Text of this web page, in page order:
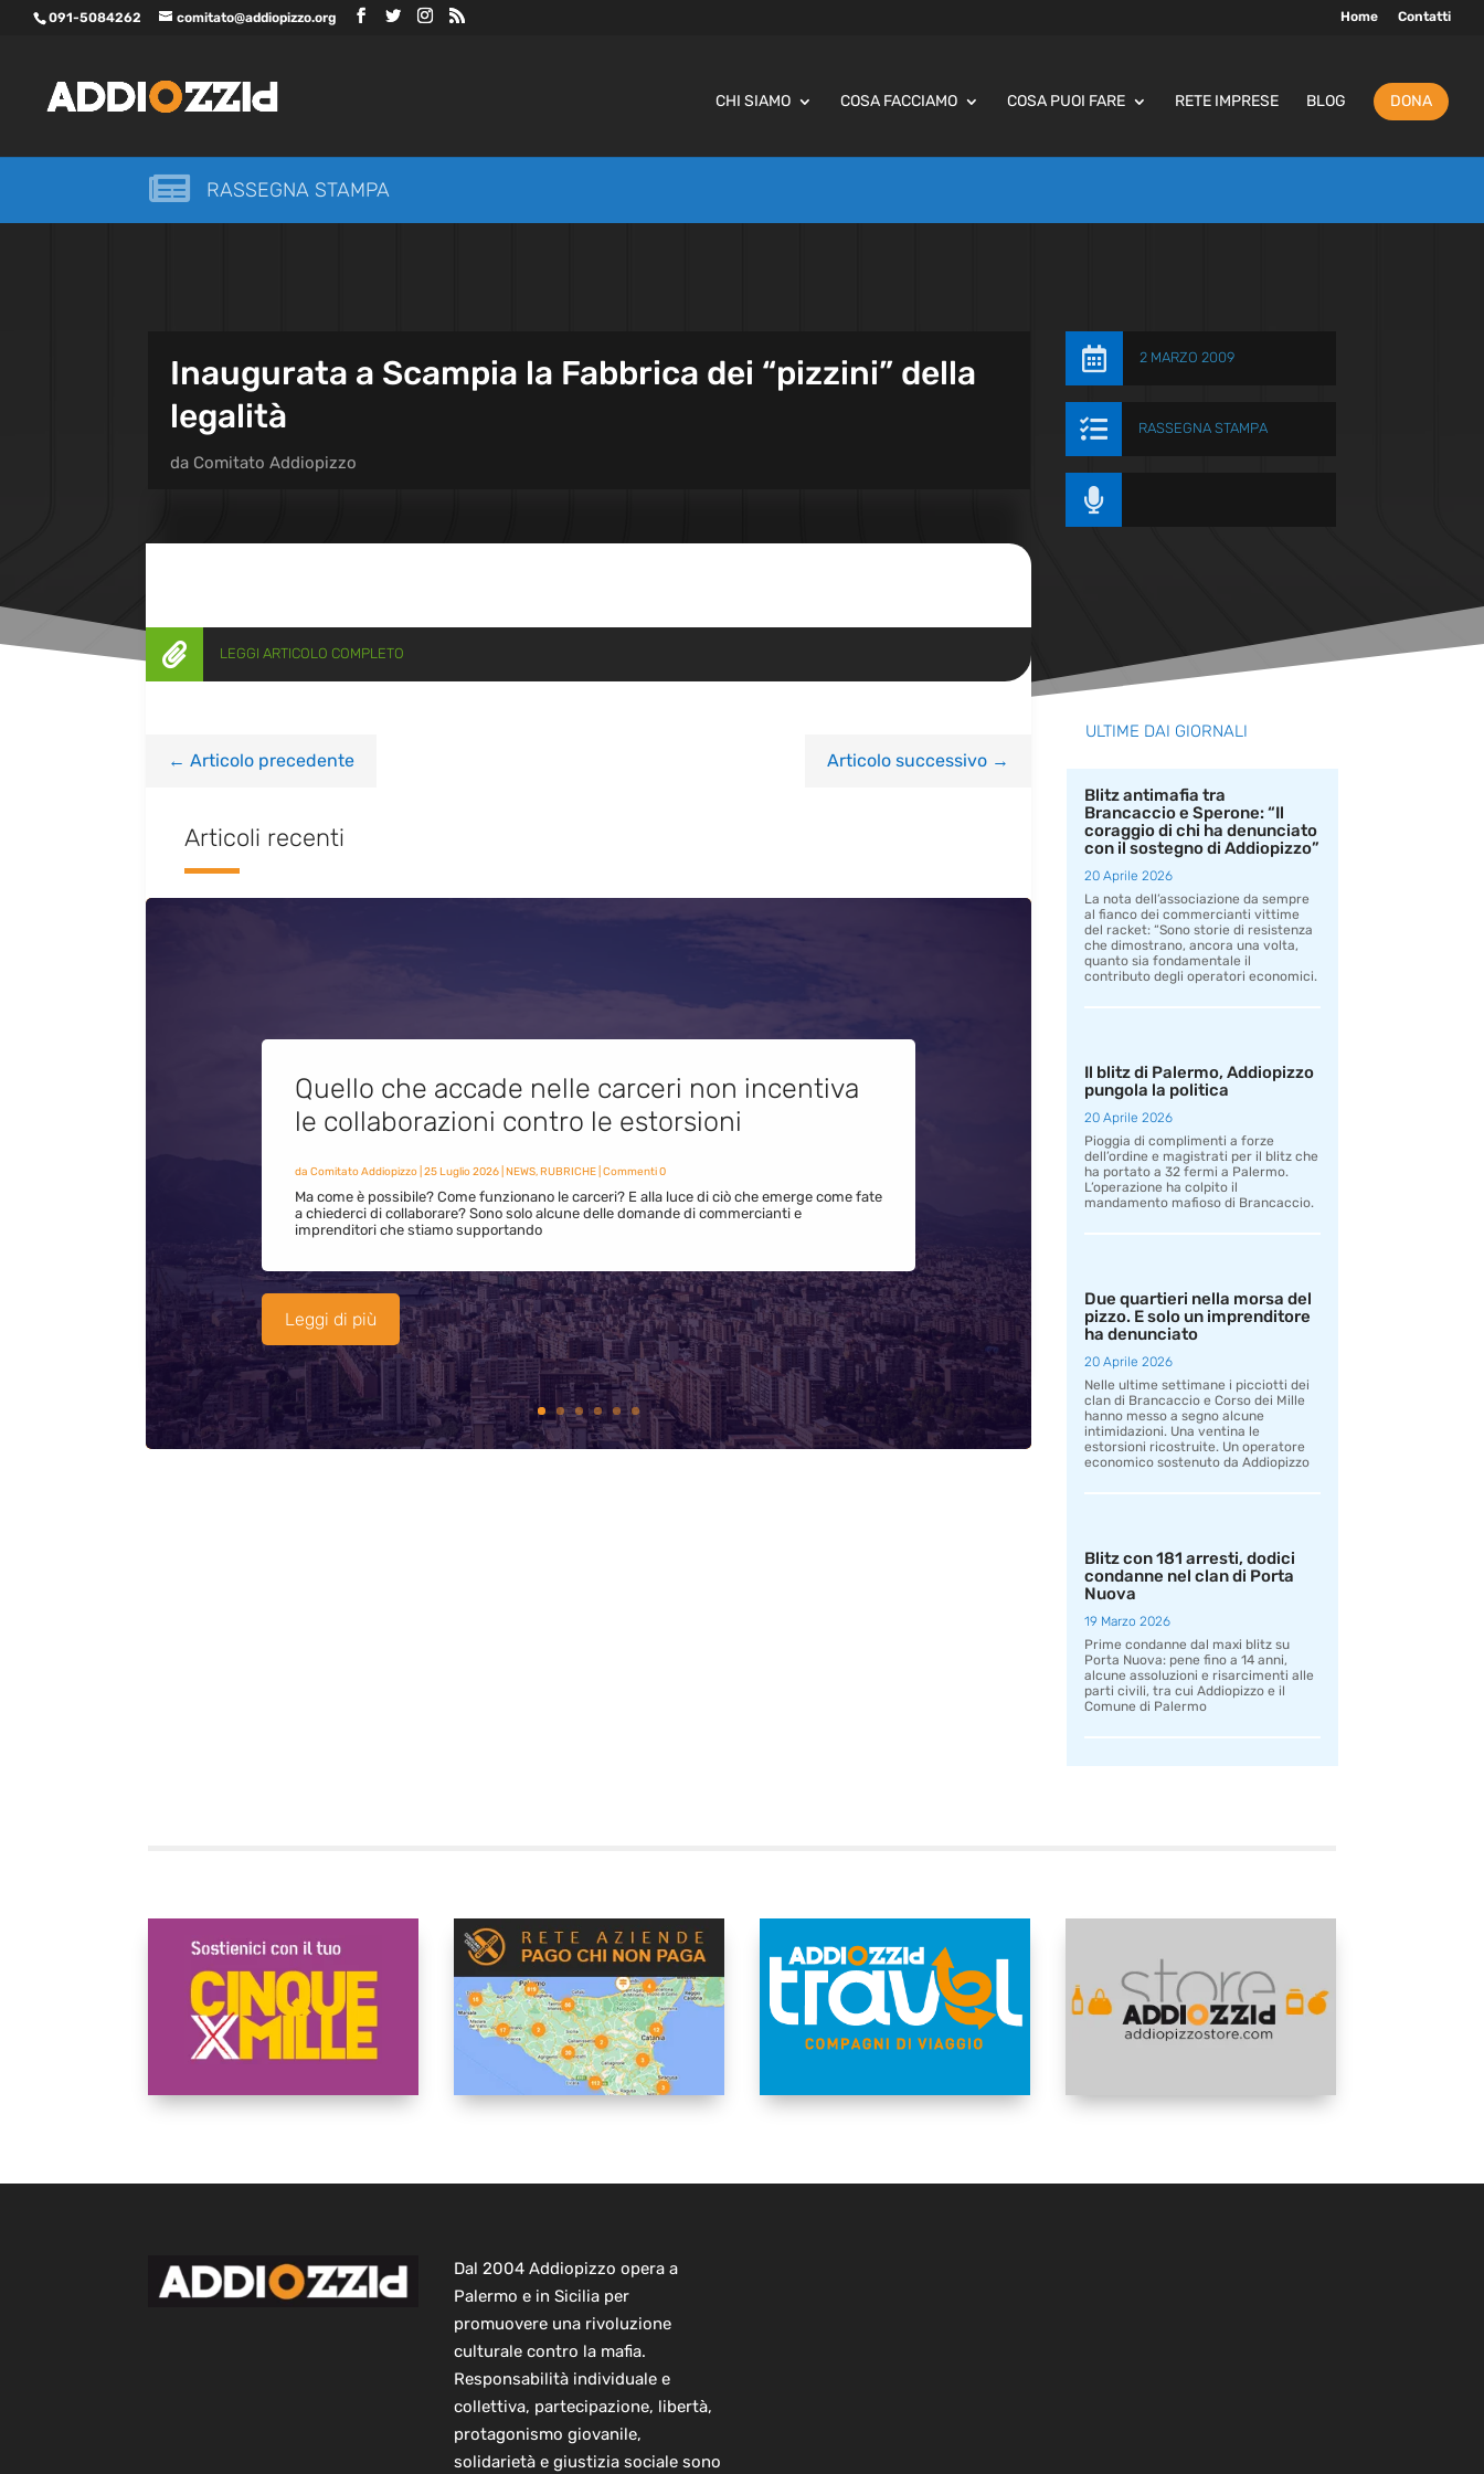
091-5084262 comitato@addiopizzo.org Home Contatti
CHI SIAMO COSA FACCIAMO COSA PUOI FARE RETE IMPRESE BLOG DONA
 RASSEGNA STAMPA
Inaugurata a Scampia la Fabbrica dei “pizzini” della
legalità
da Comitato Addiopizzo
 2 MARZO 2009
 RASSEGNA STAMPA

 LEGGI ARTICOLO COMPLETO
← Articolo precedente Articolo successivo→
Articoli recenti
Quello che accade nelle carceri non incentiva
le collaborazioni contro le estorsioni
da Comitato Addiopizzo| 25 Luglio 2026| NEWS,RUBRICHE| Commenti 0
Ma come è possibile? Come funzionano le carceri? E alla luce di ciò che emerge come fate
a chiederci di collaborare? Sono solo alcune delle domande di commercianti e
imprenditori che stiamo supportando
Leggi di più
ULTIME DAI GIORNALI
Blitz antimafia tra
Brancaccio e Sperone: “Il
coraggio di chi ha denunciato
con il sostegno di Addiopizzo”
20 Aprile 2026
La nota dell’associazione da sempre
al fianco dei commercianti vittime
del racket: “Sono storie di resistenza
che dimostrano, ancora una volta,
quanto sia fondamentale il
contributo degli operatori economici.
Il blitz di Palermo, Addiopizzo
pungola la politica
20 Aprile 2026
Pioggia di complimenti a forze
dell’ordine e magistrati per il blitz che
ha portato a 32 fermi a Palermo.
L’operazione ha colpito il
mandamento mafioso di Brancaccio.
Due quartieri nella morsa del
pizzo. E solo un imprenditore
ha denunciato
20 Aprile 2026
Nelle ultime settimane i picciotti dei
clan di Brancaccio e Corso dei Mille
hanno messo a segno alcune
intimidazioni. Una ventina le
estorsioni ricostruite. Un operatore
economico sostenuto da Addiopizzo
Blitz con 181 arresti, dodici
condanne nel clan di Porta
Nuova
19 Marzo 2026
Prime condanne dal maxi blitz su
Porta Nuova: pene fino a 14 anni,
alcune assoluzioni e risarcimenti alle
parti civili, tra cui Addiopizzo e il
Comune di Palermo
Dal 2004 Addiopizzo opera a
Palermo e in Sicilia per
promuovere una rivoluzione
culturale contro la mafia.
Responsabilità individuale e
collettiva, partecipazione, libertà,
protagonismo giovanile,
solidarietà e giustizia sociale sono